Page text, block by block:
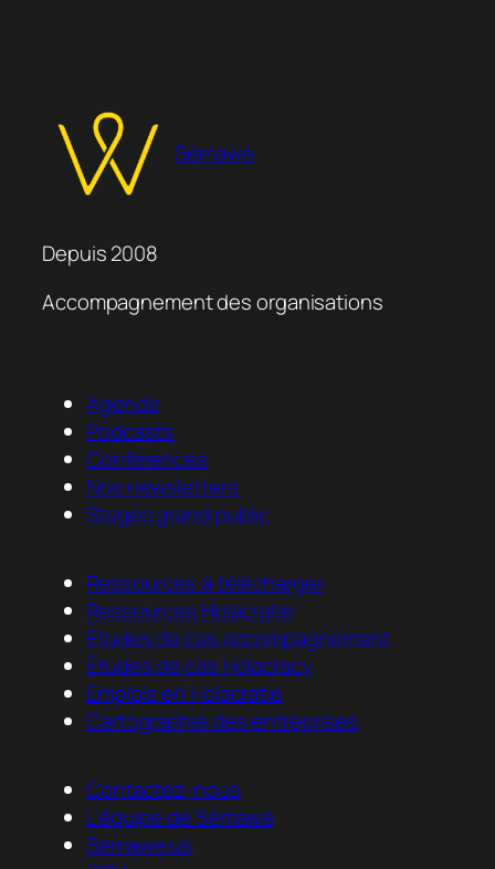
Sémawé
Depuis 2008
Accompagnement des organisations
Agenda
Podcasts
Conférences
Nos newsletters
Stages grand public
Ressources à télécharger
Ressources Holacratie
Études de cas accompagnement
Études de cas Holacracy
Emplois en Holacratie
Cartographie des entreprises
Contactez-nous
L’équipe de Sémawé
Semawe.us